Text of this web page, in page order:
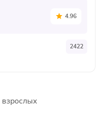
4.96
2422